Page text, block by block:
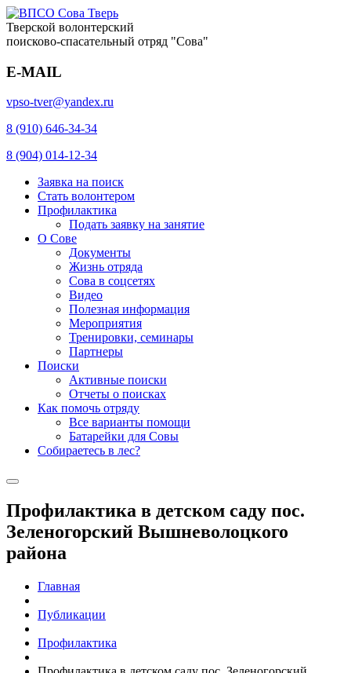
Тверской волонтерский
поисково-спасательный отряд "Сова"
E-MAIL
vpso-tver@yandex.ru
8 (910) 646-34-34
8 (904) 014-12-34
Заявка на поиск
Стать волонтером
Профилактика
Подать заявку на занятие
О Сове
Документы
Жизнь отряда
Сова в соцсетях
Видео
Полезная информация
Мероприятия
Тренировки, семинары
Партнеры
Поиски
Активные поиски
Отчеты о поисках
Как помочь отряду
Все варианты помощи
Батарейки для Совы
Собираетесь в лес?
Профилактика в детском саду пос.
Зеленогорский Вышневолоцкого
района
Главная
Публикации
Профилактика